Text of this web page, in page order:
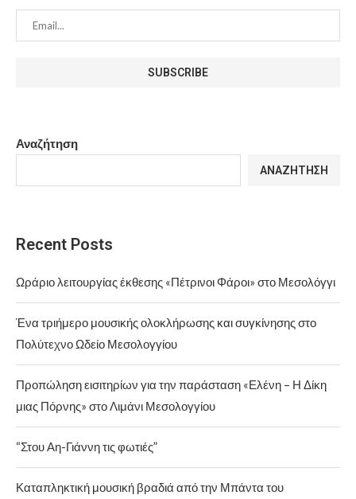
Αναζήτηση
ΑΝΑΖΉΤΗΣΗ
Recent Posts
Ωράριο λειτουργίας έκθεσης «Πέτρινοι Φάροι» στο Μεσολόγγι
Ένα τριήμερο μουσικής ολοκλήρωσης και συγκίνησης στο
Πολύτεχνο Ωδείο Μεσολογγίου
Προπώληση εισιτηρίων για την παράσταση «Ελένη – Η Δίκη
μιας Πόρνης» στο Λιμάνι Μεσολογγίου
“Στου Αη-Γιάννη τις φωτιές”
Καταπληκτική μουσική βραδιά από την Μπάντα του